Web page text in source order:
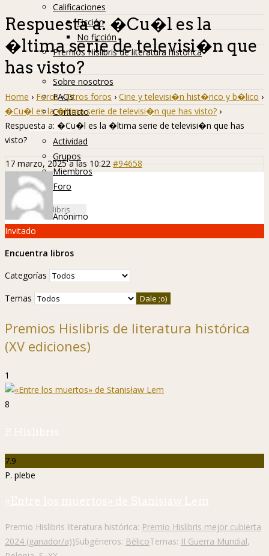
Calificaciones
Ficción
No ficción
Premios Hislibris de literatura histórica
Info
Sobre nosotros
FAQs
Contacto
Hislibreños
Actividad
Grupos
Miembros
Foro
Respuesta a: �Cu�l es la
�ltima serie de televisi�n que
has visto?
Home › Foros › Otros foros › Cine y televisi�n hist�rico y b�lico ›
�Cu�l es la �ltima serie de televisi�n que has visto? ›
Respuesta a: �Cu�l es la �ltima serie de televisi�n que has
visto?
17 marzo, 2025 a las 10:22 #94658
Anónimo
Invitado
Encuentra libros
Categorías
Temas
Premios Hislibris de literatura histórica
(XV ediciones)
1
8
P. Hislibris
7.9
P. plebe
«Entre los muertos» de Stanisław Lem
Premio Hislibris literatura histórica: Premio Hislibris mejor cubierta
2024 (ganador/a))Subgéneros: BélicoTemas: II Guerra Mundial,